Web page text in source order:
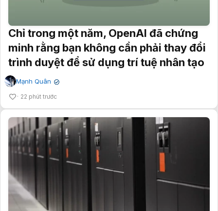
Chỉ trong một năm, OpenAI đã chứng
minh rằng bạn không cần phải thay đổi
trình duyệt để sử dụng trí tuệ nhân tạo
Mạnh Quân ✔
22 phút trước